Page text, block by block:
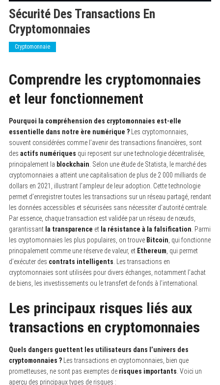
Sécurité Des Transactions En
Cryptomonnaies
Cryptomonnaie
Comprendre les cryptomonnaies
et leur fonctionnement
Pourquoi la compréhension des cryptomonnaies est-elle
essentielle dans notre ère numérique ?Les cryptomonnaies,
souvent considérées comme l’avenir des transactions financières, sont
des actifs numériques qui reposent sur une technologie décentralisée,
principalement la blockchain. Selon une étude de Statista, le marché des
cryptomonnaies a atteint une capitalisation de plus de 2 000 milliards de
dollars en 2021, illustrant l’ampleur de leur adoption. Cette technologie
permet d’enregistrer toutes les transactions sur un réseau partagé, rendant
les données accessibles et sécurisées sans nécessiter d’autorité centrale.
Par essence, chaque transaction est validée par un réseau de nœuds,
garantissant la transparence et la résistance à la falsification. Parmi
les cryptomonnaies les plus populaires, on trouve Bitcoin, qui fonctionne
principalement comme une réserve de valeur, et Ethereum, qui permet
d’exécuter des contrats intelligents. Les transactions en
cryptomonnaies sont utilisées pour divers échanges, notamment l’achat
de biens, les investissements ou le transfert de fonds à l’international.
Les principaux risques liés aux
transactions en cryptomonnaies
Quels dangers guettent les utilisateurs dans l’univers des
cryptomonnaies ?Les transactions en cryptomonnaies, bien que
prometteuses, ne sont pas exemptes de risques importants. Voici un
aperçu des principaux types de risques :